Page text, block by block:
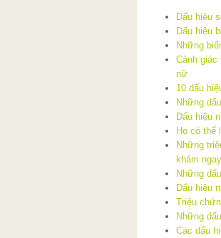
Dấu hiệu
Dấu hiệu
Những
Cảnh giác
nữ
10 dấu
Những
Dấu hiệu
Ho có thể
Những
khám ngay
Những
Dấu hiệu
Triệu
Những
Các dấu